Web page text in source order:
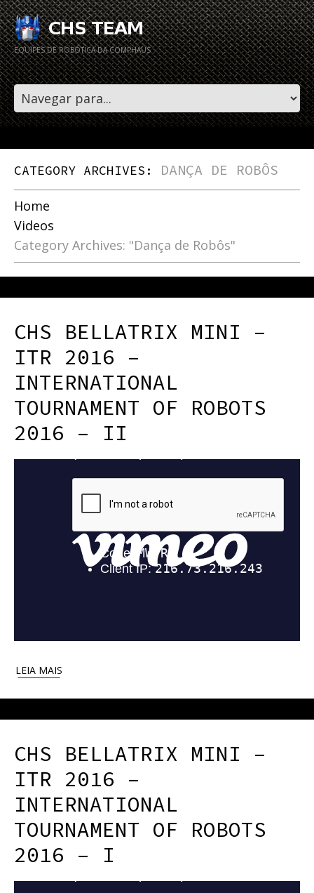
EQUIPES DE ROBÓTICA DA COMPHAUS
CATEGORY ARCHIVES: DANÇA DE ROBÔS
Home
Videos
Category Archives: "Dança de Robôs"
CHS BELLATRIX MINI –
ITR 2016 –
INTERNATIONAL
TOURNAMENT OF ROBOTS
2016 – II
LEIA MAIS
CHS BELLATRIX MINI –
ITR 2016 –
INTERNATIONAL
TOURNAMENT OF ROBOTS
2016 – I